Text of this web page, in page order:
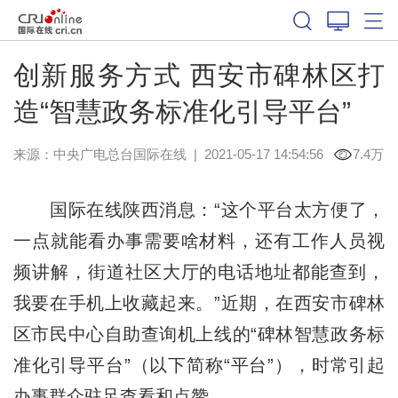
创新服务方式 西安市碑林区打
造“智慧政务标准化引导平台”
来源：中央广电总台国际在线| 2021-05-17 14:54:56 7.4万
国际在线陕西消息：“这个平台太方便了，
一点就能看办事需要啥材料，还有工作人员视
频讲解，街道社区大厅的电话地址都能查到，
我要在手机上收藏起来。”近期，在西安市碑林
区市民中心自助查询机上线的“碑林智慧政务标
准化引导平台”（以下简称“平台”），时常引起